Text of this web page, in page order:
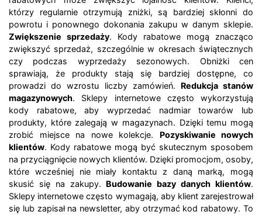
którzy regularnie otrzymują zniżki, są bardziej skłonni do
powrotu i ponownego dokonania zakupu w danym sklepie.
Zwiększenie sprzedaży. Kody rabatowe mogą znacząco
zwiększyć sprzedaż, szczególnie w okresach świątecznych
czy podczas wyprzedaży sezonowych. Obniżki cen
sprawiają, że produkty stają się bardziej dostępne, co
prowadzi do wzrostu liczby zamówień. Redukcja stanów
magazynowych. Sklepy internetowe często wykorzystują
kody rabatowe, aby wyprzedać nadmiar towarów lub
produkty, które zalegają w magazynach. Dzięki temu mogą
zrobić miejsce na nowe kolekcje. Pozyskiwanie nowych
klientów. Kody rabatowe mogą być skutecznym sposobem
na przyciągnięcie nowych klientów. Dzięki promocjom, osoby,
które wcześniej nie miały kontaktu z daną marką, mogą
skusić się na zakupy. Budowanie bazy danych klientów.
Sklepy internetowe często wymagają, aby klient zarejestrował
się lub zapisał na newsletter, aby otrzymać kod rabatowy. To